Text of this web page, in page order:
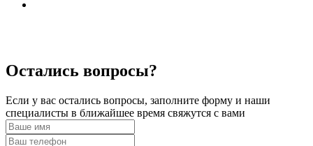
Остались вопросы?
Если у вас остались вопросы, заполните форму и наши
специалисты в ближайшее время свяжутся с вами